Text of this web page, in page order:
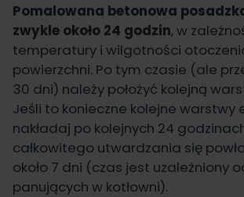
Pomalowana betonowa
zwykle około 24 godzin, w
temperatury i wilgotności
powierzchni. Po tym czasie (ale
30 dni) należy położyć kolejną
Jeśli to konieczne kolejne warstwy
nakładaj po kolejnych 24
całkowitego utwardzania się
około 7 dni (czas jest uzależniony
panujących w kotłowni).